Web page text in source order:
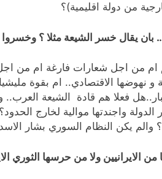
من دولة اقليمية)؟
يقال خسر الشيعة مثلا ؟
اجل شعارات فارغة ام من اجل
و نهوضها الاقتصادي.. ام بقوة
فعلا هم قادة الشيعة
الدولة واجندتها موالية لخارج
السوري بشار الاسد بؤرة تخريب للعراق و شيعته
ولا من حرسها الثوري